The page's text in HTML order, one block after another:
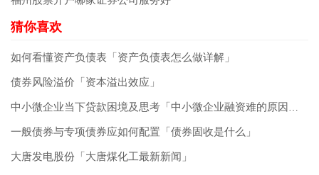
如何看懂资产负债表「资产负债表怎么做详解」
债券风险溢价「资本溢出效应」
中小微企业当下贷款困境及思考「中小微企业融资难的原因分析及对策」
一般债券与专项债券应如何配置「债券固收是什么」
大唐发电股份「大唐煤化工最新新闻」